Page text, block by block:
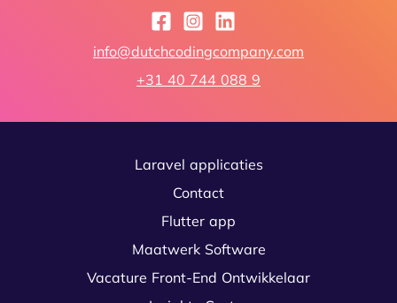
info@dutchcodingcompany.com
+31 40 744 088 9
Laravel applicaties
Contact
Flutter app
Maatwerk Software
Vacature Front-End Ontwikkelaar